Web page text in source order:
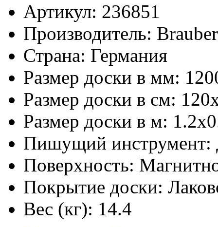
Артикул: 236851
Производитель:
Страна: Германия
Размер доски в мм:
Размер доски в см:
Размер доски в м:
Пишущий инструмент:
Поверхность:
Покрытие доски:
Вес (кг): 14.4